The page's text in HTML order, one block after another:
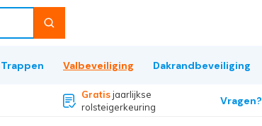
Trappen Valbeveiliging Dakrandbeveiliging
Gratisjaarlijkse
rolsteigerkeuring
Vragen?